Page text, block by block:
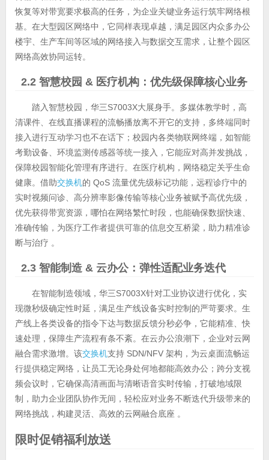
恢复等对带宽要求极高的任务，为企业关键业务运行筑牢网络根
基。在大型园区网络中，它同样表现卓越，满足园区内众多办公
楼宇、生产车间等区域的网络接入与数据交互需求，让整个园区
网络高效协同运转。
2.2 智慧校园 & 医疗机构：优先级保障核心业务
踏入智慧校园，华三S7003X大展身手。多媒体教学时，高
清课件、在线直播课程的流畅播放离不开它的支持，多终端同时
接入进行互动学习也不在话下；校园内各类物联网终端，如智能
考勤设备、环境监测传感器等统一接入，它能应对高并发挑战，
保障校园智能化管理有序进行。在医疗机构，网络稳定关乎生命
健康。借助交换机的 QoS 流量优先级标记功能，远程诊疗中的
实时视频问诊、高分辨率影像传输等核心业务被赋予高优先级，
优先获得带宽资源，哪怕在网络繁忙时段，也能确保数据快速、
准确传输，为医疗工作者提供可靠的信息交互桥梁，助力精准诊
断与治疗 。
2.3 智能制造 & 云办公：弹性适配业务迭代
在智能制造领域，华三S7003X针对工业协议进行优化，实
现微秒级确定性时延，满足生产线设备实时控制的严苛要求。生
产线上各类设备的指令下达与数据反馈分秒必争，它能精准、快
速处理，保障生产流程有条不紊。在云办公浪潮下，企业对云网
融合需求激增。该交换机支持 SDN/NFV 架构，为云桌面流畅运
行提供稳定网络，让员工无论身处何地都能高效办公；跨分支视
频会议时，它确保高清画面与清晰语音实时传输，打破地域限
制，助力企业团队协作无间，轻松应对业务不断迭代升级带来的
网络挑战，构建灵活、高效的云网融合底座 。
限时促销福利放送